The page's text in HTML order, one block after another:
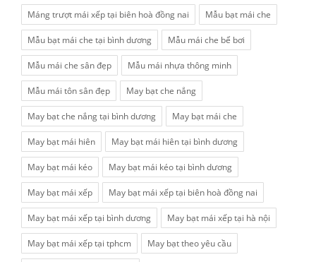
Máng trượt mái xếp tại biên hoà đồng nai Mẫu bạt mái che
Mẫu bạt mái che tại bình dương Mẫu mái che bể bơi
Mẫu mái che sân đẹp Mẫu mái nhựa thông minh
Mẫu mái tôn sân đẹp May bạt che nắng
May bạt che nắng tại bình dương May bạt mái che
May bạt mái hiên May bạt mái hiên tại bình dương
May bạt mái kéo May bạt mái kéo tại bình dương
May bạt mái xếp May bạt mái xếp tại biên hoà đồng nai
May bạt mái xếp tại bình dương May bạt mái xếp tại hà nội
May bạt mái xếp tại tphcm May bạt theo yêu cầu